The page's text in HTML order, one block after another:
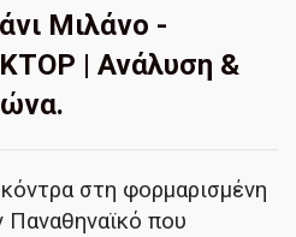
Μιλάνο -
| Ανάλυση &
στη φορμαρισμένη
Παναθηναϊκό που